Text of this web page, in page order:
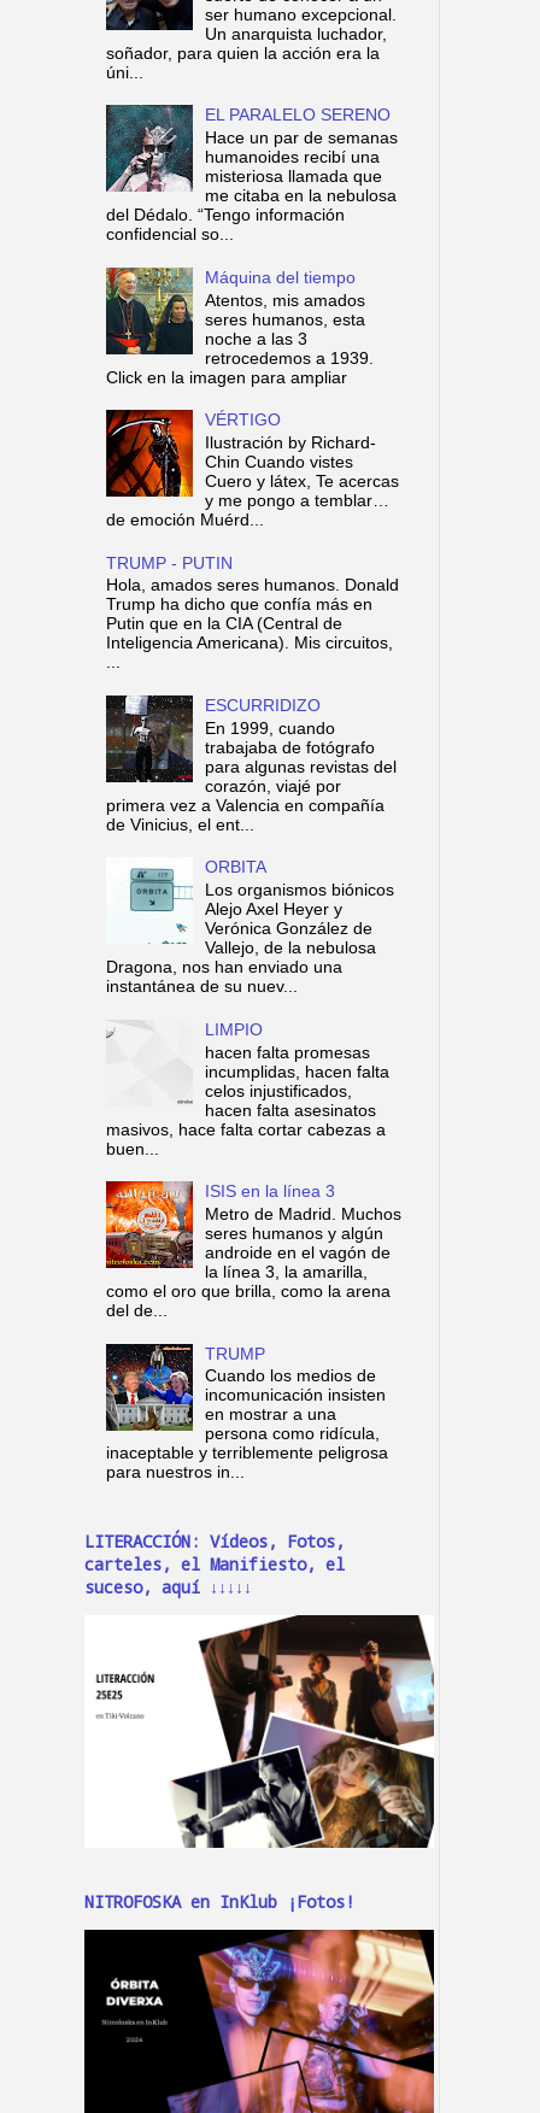
ser humano excepcional.
Un anarquista luchador,
soñador, para quien la acción era la
úni...
EL PARALELO SERENO
Hace un par de semanas
humanoides recibí una
misteriosa llamada que
me citaba en la nebulosa
del Dédalo. “Tengo información
confidencial so...
Máquina del tiempo
Atentos, mis amados
seres humanos, esta
noche a las 3
retrocedemos a 1939.
Click en la imagen para ampliar
VÉRTIGO
Ilustración by Richard-
Chin Cuando vistes
Cuero y látex, Te acercas
y me pongo a temblar…
de emoción Muérd...
TRUMP - PUTIN
Hola, amados seres humanos. Donald
Trump ha dicho que confía más en
Putin que en la CIA (Central de
Inteligencia Americana). Mis circuitos,
...
ESCURRIDIZO
En 1999, cuando
trabajaba de fotógrafo
para algunas revistas del
corazón, viajé por
primera vez a Valencia en compañía
de Vinicius, el ent...
ORBITA
Los organismos biónicos
Alejo Axel Heyer y
Verónica González de
Vallejo, de la nebulosa
Dragona, nos han enviado una
instantánea de su nuev...
LIMPIO
hacen falta promesas
incumplidas, hacen falta
celos injustificados,
hacen falta asesinatos
masivos, hace falta cortar cabezas a
buen...
ISIS en la línea 3
Metro de Madrid. Muchos
seres humanos y algún
androide en el vagón de
la línea 3, la amarilla,
como el oro que brilla, como la arena
del de...
TRUMP
Cuando los medios de
incomunicación insisten
en mostrar a una
persona como ridícula,
inaceptable y terriblemente peligrosa
para nuestros in...
LITERACCIÓN: Vídeos, Fotos,
carteles, el Manifiesto, el
suceso, aquí ↓↓↓↓↓
NITROFOSKA en InKlub ¡Fotos!